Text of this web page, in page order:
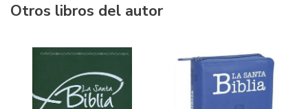
Otros libros del autor